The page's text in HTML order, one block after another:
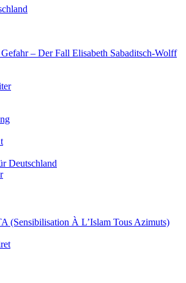
– Der Fall Elisabeth Sabaditsch-Wolff
Deutschland
(Sensibilisation À L’Islam Tous Azimuts)